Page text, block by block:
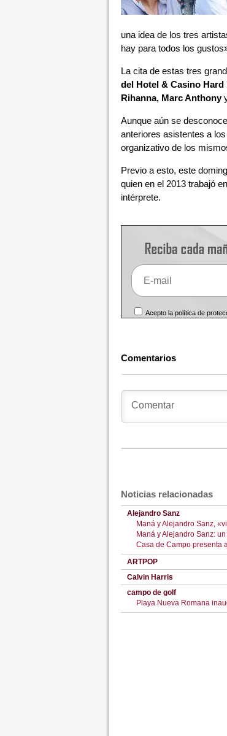
una idea de los tres
hay para todos los
La cita de estas tres
del Hotel & Casino
Rihanna, Marc Anthony
Aunque aún se
anteriores asistentes a
organizativo de los
Previo a esto, este
quien en el 2013 trabajó
intérprete.
Acepto la política de
Comentarios
Noticias relacionadas
Alejandro Sanz
Maná y Alejandro Sanz,
Maná y Alejandro Sanz:
Casa de Campo presenta
ARTPOP
Calvin Harris
campo de golf
Playa Nueva Romana